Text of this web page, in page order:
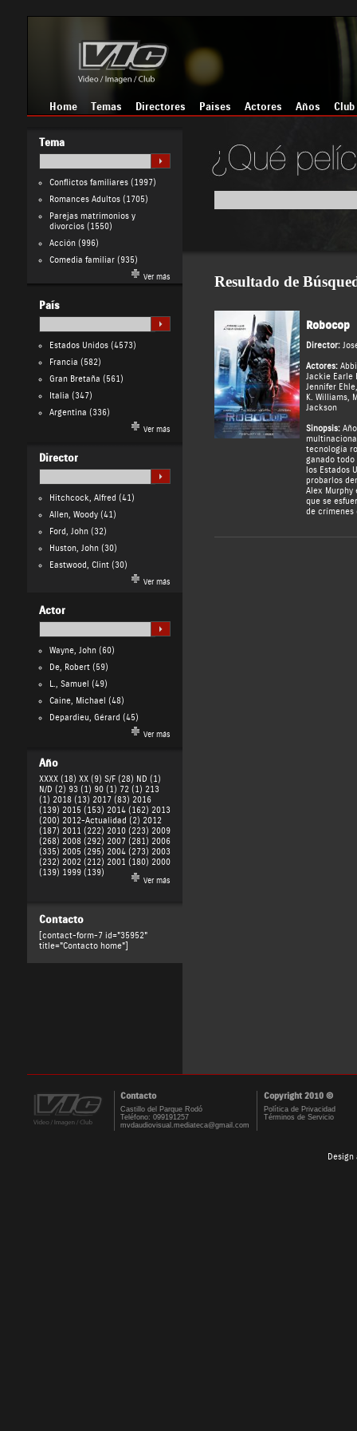
Home Temas Directores Países Actores Años Club
Tema
Conflictos familiares(1997)
Romances Adultos(1705)
Parejas matrimonios y
divorcios(1550)
Acción(996)
Comedia familiar(935)
Ver más
País
Estados Unidos(4573)
Francia (582)
Gran Bretaña (561)
Italia (347)
Argentina (336)
Ver más
Director
Hitchcock, Alfred (41)
Allen, Woody(41)
Ford, John(32)
Huston, John(30)
Eastwood, Clint(30)
Ver más
Actor
Wayne, John(60)
De, Robert(59)
L., Samuel (49)
Caine, Michael (48)
Depardieu, Gérard (45)
Ver más
Año
XXXX (18) XX (9) S/F (28) ND (1)
N/D (2) 93 (1) 90 (1) 72 (1) 213
(1) 2018 (13) 2017 (83) 2016
(139) 2015 (153) 2014 (162) 2013
(200) 2012-Actualidad (2) 2012
(187) 2011 (222) 2010 (223) 2009
(268) 2008 (292) 2007 (281) 2006
(335) 2005 (295) 2004 (273) 2003
(232) 2002 (212) 2001 (180) 2000
(139) 1999 (139)
Ver más
Contacto
[contact-form-7 id="35952"
title="Contacto home"]
Resultado de
Robocop
Director:
Actores:
Jackie Earle
Jennifer Ehle
K. Williams,
Jackson
Sinopsis:
tecnología
ganado
los Estados
probarlos
Alex
que se
de crímenes
Contacto Copyright 2010 ©
Castillo del Parque Rodó
Teléfono: 099191257
mvdaudiovisual.mediateca@gmail.com
Política de Privacidad
Términos de Servicio